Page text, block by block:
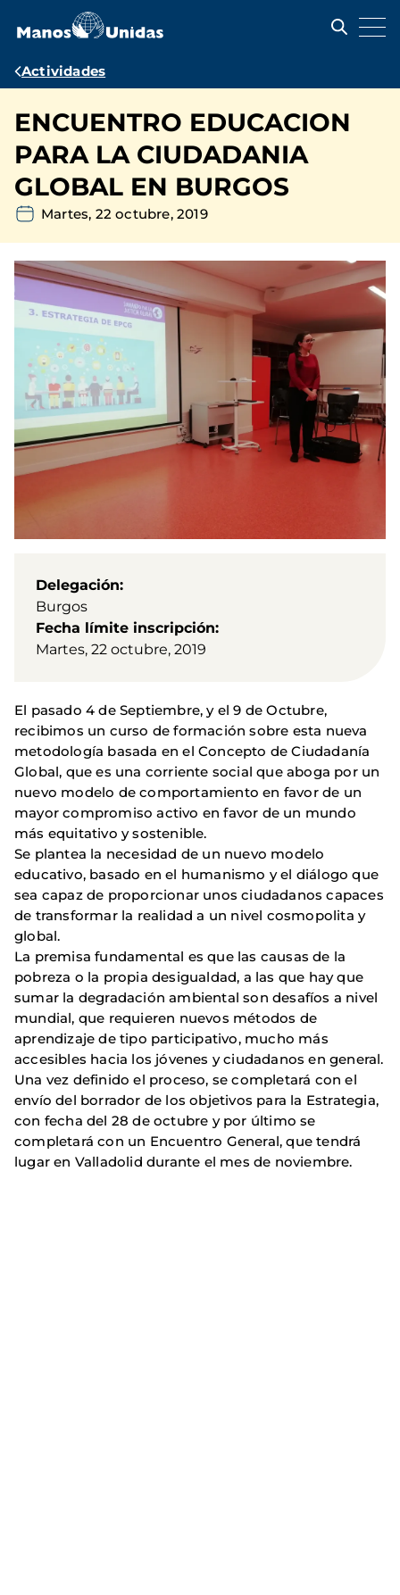
contenido
Ruta
navegación
Actividades
ENCUENTRO EDUCACION
PARA LA CIUDADANIA
GLOBAL EN BURGOS
Martes, 22 octubre, 2019
Delegación
Burgos
Fecha límite inscripción
Martes, 22 octubre, 2019
El pasado 4 de Septiembre, y el 9 de Octubre,
recibimos un curso de formación sobre esta nueva
metodología basada en el Concepto de Ciudadanía
Global, que es una corriente social que aboga por un
nuevo modelo de comportamiento en favor de un
mayor compromiso activo en favor de un mundo
más equitativo y sostenible.
Se plantea la necesidad de un nuevo modelo
educativo, basado en el humanismo y el diálogo que
sea capaz de proporcionar unos ciudadanos capaces
de transformar la realidad a un nivel cosmopolita y
global.
La premisa fundamental es que las causas de la
pobreza o la propia desigualdad, a las que hay que
sumar la degradación ambiental son desafíos a nivel
mundial, que requieren nuevos métodos de
aprendizaje de tipo participativo, mucho más
accesibles hacia los jóvenes y ciudadanos en general.
Una vez definido el proceso, se completará con el
envío del borrador de los objetivos para la Estrategia,
con fecha del 28 de octubre y por último se
completará con un Encuentro General, que tendrá
lugar en Valladolid durante el mes de noviembre.